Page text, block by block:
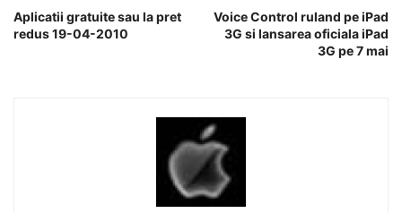
Aplicatii gratuite sau la pret
redus 19-04-2010
Voice Control ruland pe iPad
3G si lansarea oficiala iPad
3G pe 7 mai